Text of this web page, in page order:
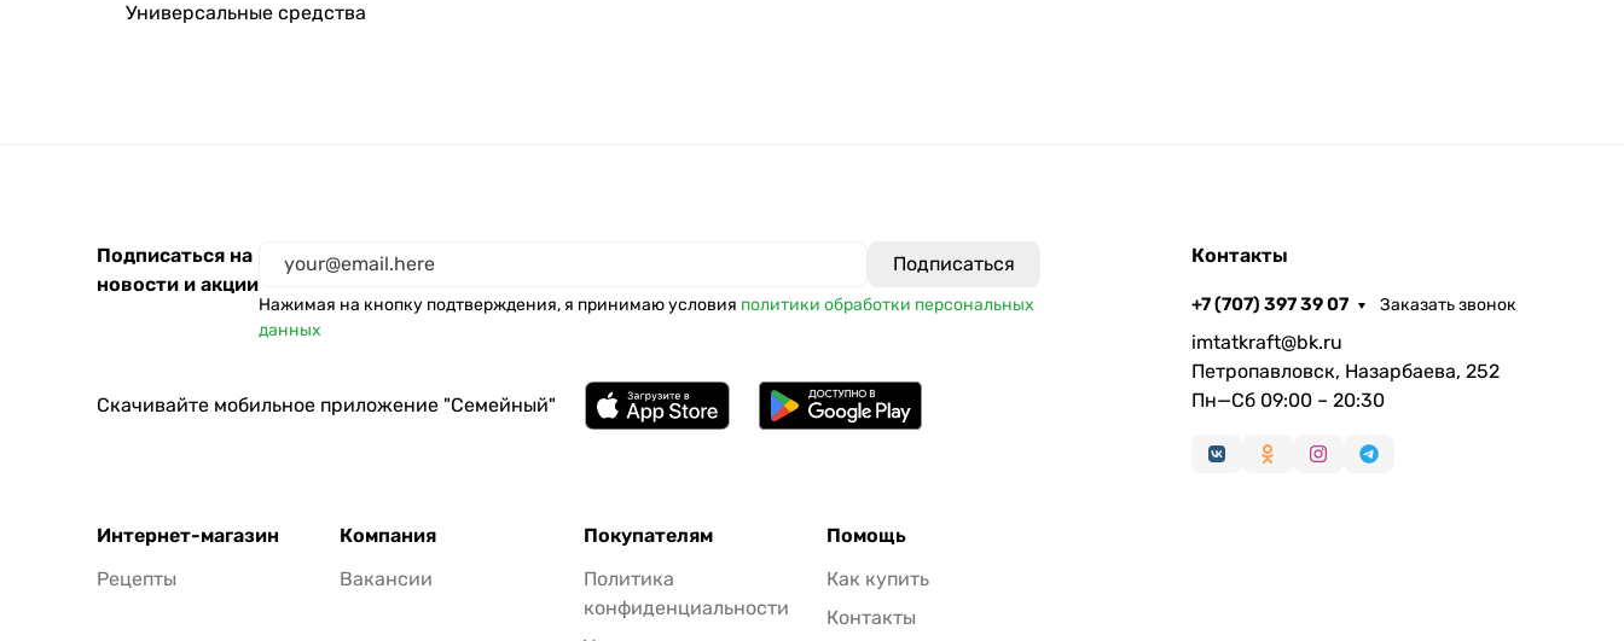
Domestos
Семейный
Sа
Универсальные средства
Подписаться на
новости и акции
Нажимая на кнопку подтверждения, я принимаю условия политики обработки персональных
данных
Скачивайте мобильное приложение "Семейный"
Интернет-магазин
Рецепты
Компания
Вакансии
Покупателям
Политика
конфиденциальности
Помощь
Как купить
Контакты
Контакты
+7 (707) 397 39 07 Заказать звонок
imtatkraft@bk.ru
Петропавловск, Назарбаева, 252
Пн—Сб 09:00 – 20:30